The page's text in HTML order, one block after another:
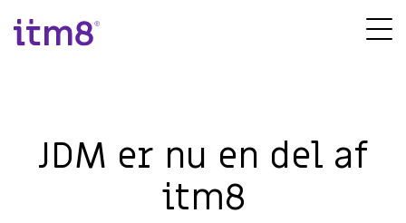
direkte
Microsoft løsninger
Strategisk IT-sikkerhed
Cyber Defence Center
Cloudløsninger
JDM er nu en del af
itm8